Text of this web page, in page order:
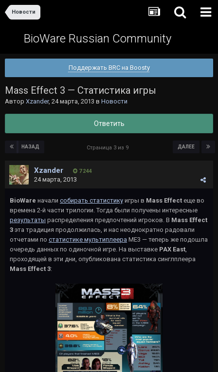
Новости
BioWare Russian Community
Поддержать BRC на Boosty
Mass Effect 3 — Статистика игры
Автор Xzander, 24 марта, 2013 в Новости
Ответить
НАЗАД ДАЛЕЕ
Страница 3 из 9
Xzander 7 244
24 марта, 2013
BioWare начали собирать статистику игры в Mass Effect еще во
времена 2-й части трилогии. Тогда были получены интересные
результаты распределения предпочтений игроков. В Mass Effect
3 эта традиция продолжилась, и нас неоднократно радовали
отчетами по статистике мультиплеера МЕ3 — теперь же подошла
очередь данных по одиночной игре. На выставке PAX East,
проходящей в эти дни, опубликована статистика синглплеера
Mass Effect 3: